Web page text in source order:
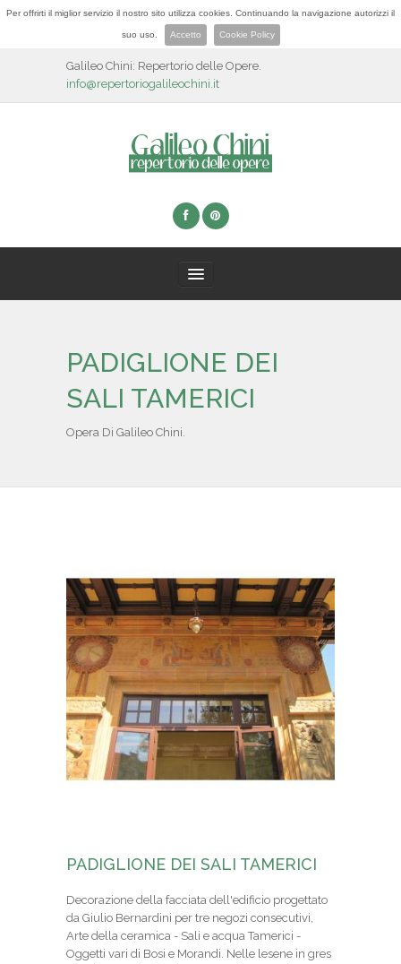
Per offrirti il miglior servizio il nostro sito utilizza cookies. Continuando la navigazione autorizzi il
suo uso. Accetto Cookie Policy
Galileo Chini: Repertorio delle Opere.
info@repertoriogalileochini.it
BIOGRAFIA
CONTATTI
PADIGLIONE DEI
SALI TAMERICI
Opera Di Galileo Chini.
PADIGLIONE DEI SALI TAMERICI
Decorazione della facciata dell'edificio progettato
da Giulio Bernardini per tre negozi consecutivi,
Arte della ceramica - Sali e acqua Tamerici -
Oggetti vari di Bosi e Morandi. Nelle lesene in gres